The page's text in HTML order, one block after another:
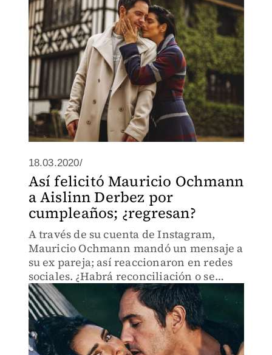
18.03.2020/
Así felicitó Mauricio Ochmann
a Aislinn Derbez por
cumpleaños; ¿regresan?
A través de su cuenta de Instagram,
Mauricio Ochmann mandó un mensaje a
su ex pareja; así reaccionaron en redes
sociales. ¿Habrá reconciliación o se
acabó para siempre?